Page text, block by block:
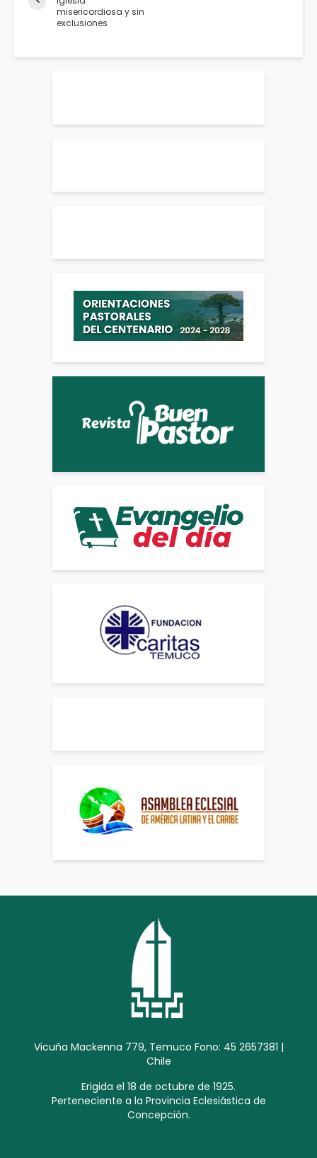
misericordiosa y sin
exclusiones
Vicuña Mackenna 779, Temuco Fono: 45 2657381 |
Chile
Erigida el 18 de octubre de 1925.
Perteneciente a la Provincia Eclesiástica de
Concepción.